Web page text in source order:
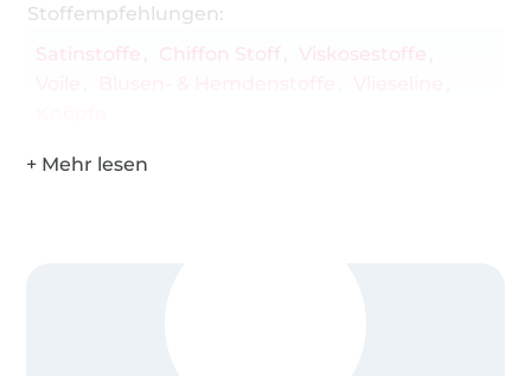
Stoffempfehlungen:
Satinstoffe
Chiffon Stoff
Viskosestoffe